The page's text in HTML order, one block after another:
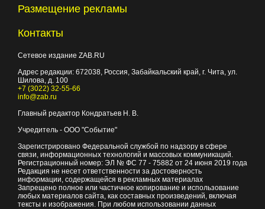
Размещение рекламы
Контакты
Сетевое издание ZAB.RU
Адрес редакции: 672038, Россия, Забайкальский край, г. Чита, ул.
Шилова, д. 100
+7 (3022) 32-55-66
info@zab.ru
Главный редактор Кондратьев Н. В.
Учредитель - ООО "Событие"
Зарегистрировано Федеральной службой по надзору в сфере
связи, информационных технологий и массовых коммуникаций.
Регистрационный номер: ЭЛ № ФС 77 - 75882 от 24 июня 2019 года
Редакция не несет ответственности за достоверность
информации, содержащейся в рекламных материалах
Запрещено полное или частичное копирование и использование
любых материалов сайта, как составных произведений, включая
тексты и изображения. При любом использовании данных